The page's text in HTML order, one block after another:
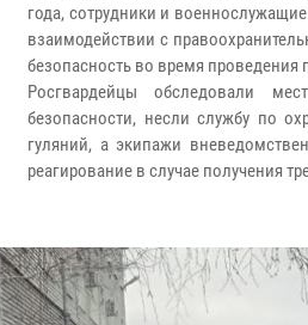
года, сотрудники и
взаимодействии с
безопасность во время
Росгвардейцы обследовали
безопасности, несли службу по
гуляний, а экипажи
реагирование в случае получения